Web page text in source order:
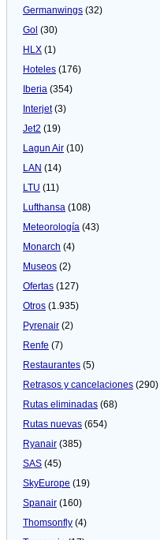
Germanwings (32)
Gol (30)
HLX (1)
Hoteles (176)
Iberia (354)
Interjet(3)
Jet2 (19)
Lagun Air (10)
LAN (14)
LTU (11)
Lufthansa (108)
Meteorologí­a (43)
Monarch (4)
Museos (2)
Ofertas (127)
Otros (1.935)
Pyrenair (2)
Renfe (7)
Restaurantes (5)
Retrasos y cancelaciones (290)
Rutas eliminadas (68)
Rutas nuevas (654)
Ryanair (385)
SAS (45)
SkyEurope (19)
Spanair (160)
Thomsonfly (4)